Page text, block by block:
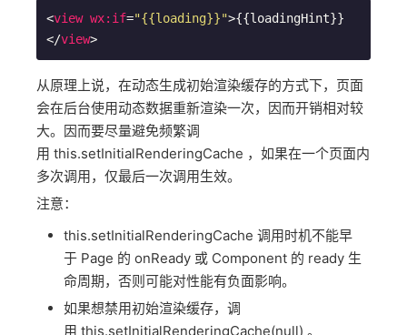
<view wx:if="{{loading}}">{{loadingHint}}
</view>
从原理上说，在动态生成初始渲染缓存的方式下，页面
会在后台使用动态数据重新渲染一次，因而开销相对较
大。因而要尽量避免频繁调
用 this.setInitialRenderingCache ，如果在一个页面内
多次调用，仅最后一次调用生效。
注意：
this.setInitialRenderingCache 调用时机不能早
于 Page 的 onReady 或 Component 的 ready 生
命周期，否则可能对性能有负面影响。
如果想禁用初始渲染缓存，调
用 this.setInitialRenderingCache(null) 。